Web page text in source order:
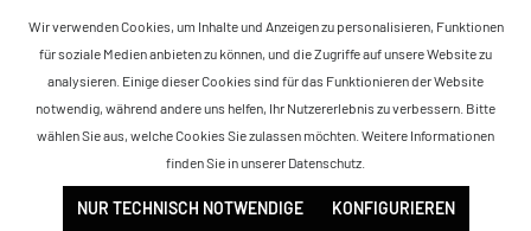
Wir verwenden Cookies, um Inhalte und Anzeigen zu personalisieren, Funktionen
für soziale Medien anbieten zu können, und die Zugriffe auf unsere Website zu
analysieren. Einige dieser Cookies sind für das Funktionieren der Website
notwendig, während andere uns helfen, Ihr Nutzererlebnis zu verbessern. Bitte
wählen Sie aus, welche Cookies Sie zulassen möchten. Weitere Informationen
finden Sie in unserer Datenschutz
NUR TECHNISCH NOTWENDIGE KONFIGURIEREN